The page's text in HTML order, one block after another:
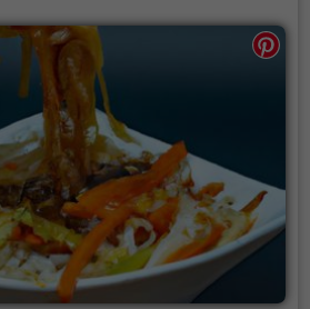
das man sich nicht entgehen